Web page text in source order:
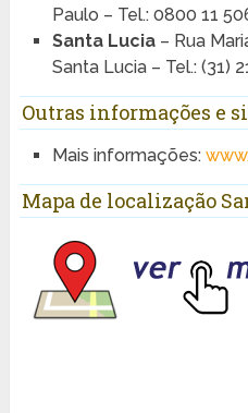
Paulo – Tel.: 0800 11
Santa Lucia– Rua
Santa Lucia – Tel.: (31)
Outras informações e
Mais informações:
Mapa de localização